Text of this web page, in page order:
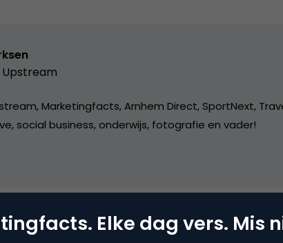
Upstream
Marketingfacts, Arnhem Direct, SportNext,
social business, onderwijs, fotografie en vader!
Design
Elke dag vers. Mis